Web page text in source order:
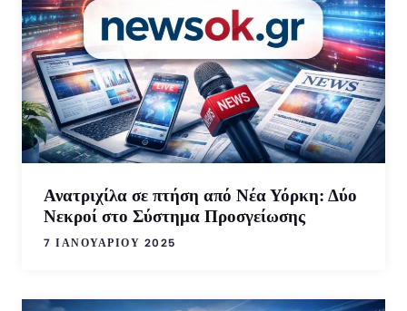
Ανατριχίλα σε πτήση από Νέα Υόρκη: Δύο
Νεκροί στο Σύστημα Προσγείωσης
7 ΙΑΝΟΥΑΡΊΟΥ 2025